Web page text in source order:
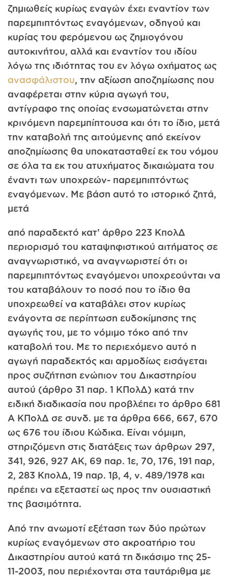
ζημιωθείς κυρίως εναγών έχει εναντίον των
παρεμπιπτόντως εναγόμενων, οδηγού και
κυρίας του φερόμενου ως ζημιογόνου
αυτοκινήτου, αλλά και εναντίον του ιδίου
λόγω της ιδιότητας του εν λόγω οχήματος ως
ανασφάλιστου, την αξίωση αποζημίωσης που
αναφέρεται στην κύρια αγωγή του,
αντίγραφο της οποίας ενσωματώνεται στην
κρινόμενη παρεμπίπτουσα και ότι το ίδιο, μετά
την καταβολή της αιτούμενης από εκείνον
αποζημίωσης θα υποκατασταθεί εκ του νόμου
σε όλα τα εκ του ατυχήματος δικαιώματα του
έναντι των υποχρεών- παρεμπιπτόντως
εναγόμενων. Με βάση αυτό το ιστορικό ζητά,
μετά
από παραδεκτό κατ’ άρθρο 223 ΚπολΔ
περιορισμό του καταψηφιστικού αιτήματος σε
αναγνωριστικό, να αναγνωριστεί ότι οι
παρεμπιπτόντως εναγόμενοι υποχρεούνται να
του καταβάλουν το ποσό που το ίδιο θα
υποχρεωθεί να καταβάλει στον κυρίως
ενάγοντα σε περίπτωση ευδοκίμησης της
αγωγής του, με το νόμιμο τόκο από την
καταβολή του. Με το περιεχόμενο αυτό η
αγωγή παραδεκτός και αρμοδίως εισάγεται
προς συζήτηση ενώπιον του Δικαστηρίου
αυτού (άρθρο 31 παρ. 1 ΚΠολΔ) κατά την
ειδική διαδικασία που προβλέπει το άρθρο 681
Α ΚΠολΔ σε συνδ. με τα άρθρα 666, 667, 670
ως 676 του ίδιου Κώδικα. Είναι νόμιμη,
στηριζόμενη στις διατάξεις των άρθρων 297,
341, 926, 927 ΑΚ, 69 παρ. 1ε, 70, 176, 191 παρ,
2, 283 ΚπολΔ, 19 παρ. 1β, 4, ν. 489/1978 και
πρέπει να εξεταστεί ως προς την ουσιαστική
της βασιμότητα.
Από την ανωμοτί εξέταση των δύο πρώτων
κυρίως εναγόμενων στο ακροατήριο του
Δικαστηρίου αυτού κατά τη δικάσιμο της 25-
11­-2003, που περιέχονται στα ταυτάριθμα με